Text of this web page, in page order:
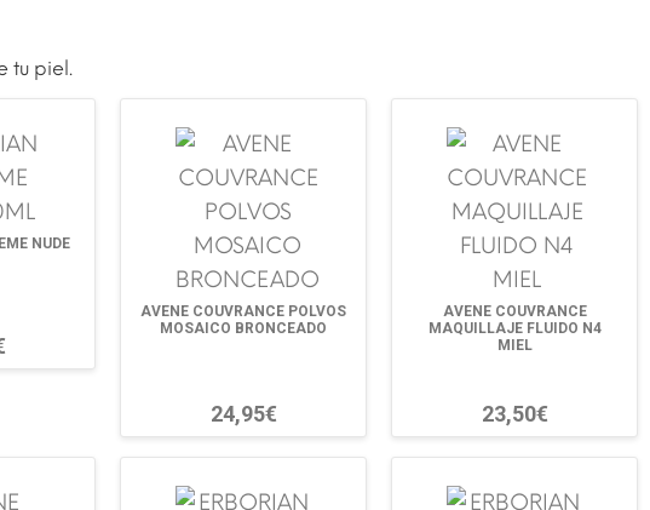
tu piel.
NUDE
AVENE COUVRANCE POLVOS
MOSAICO BRONCEADO
24,95€
AVENE COUVRANCE
MAQUILLAJE FLUIDO N4
MIEL
23,50€